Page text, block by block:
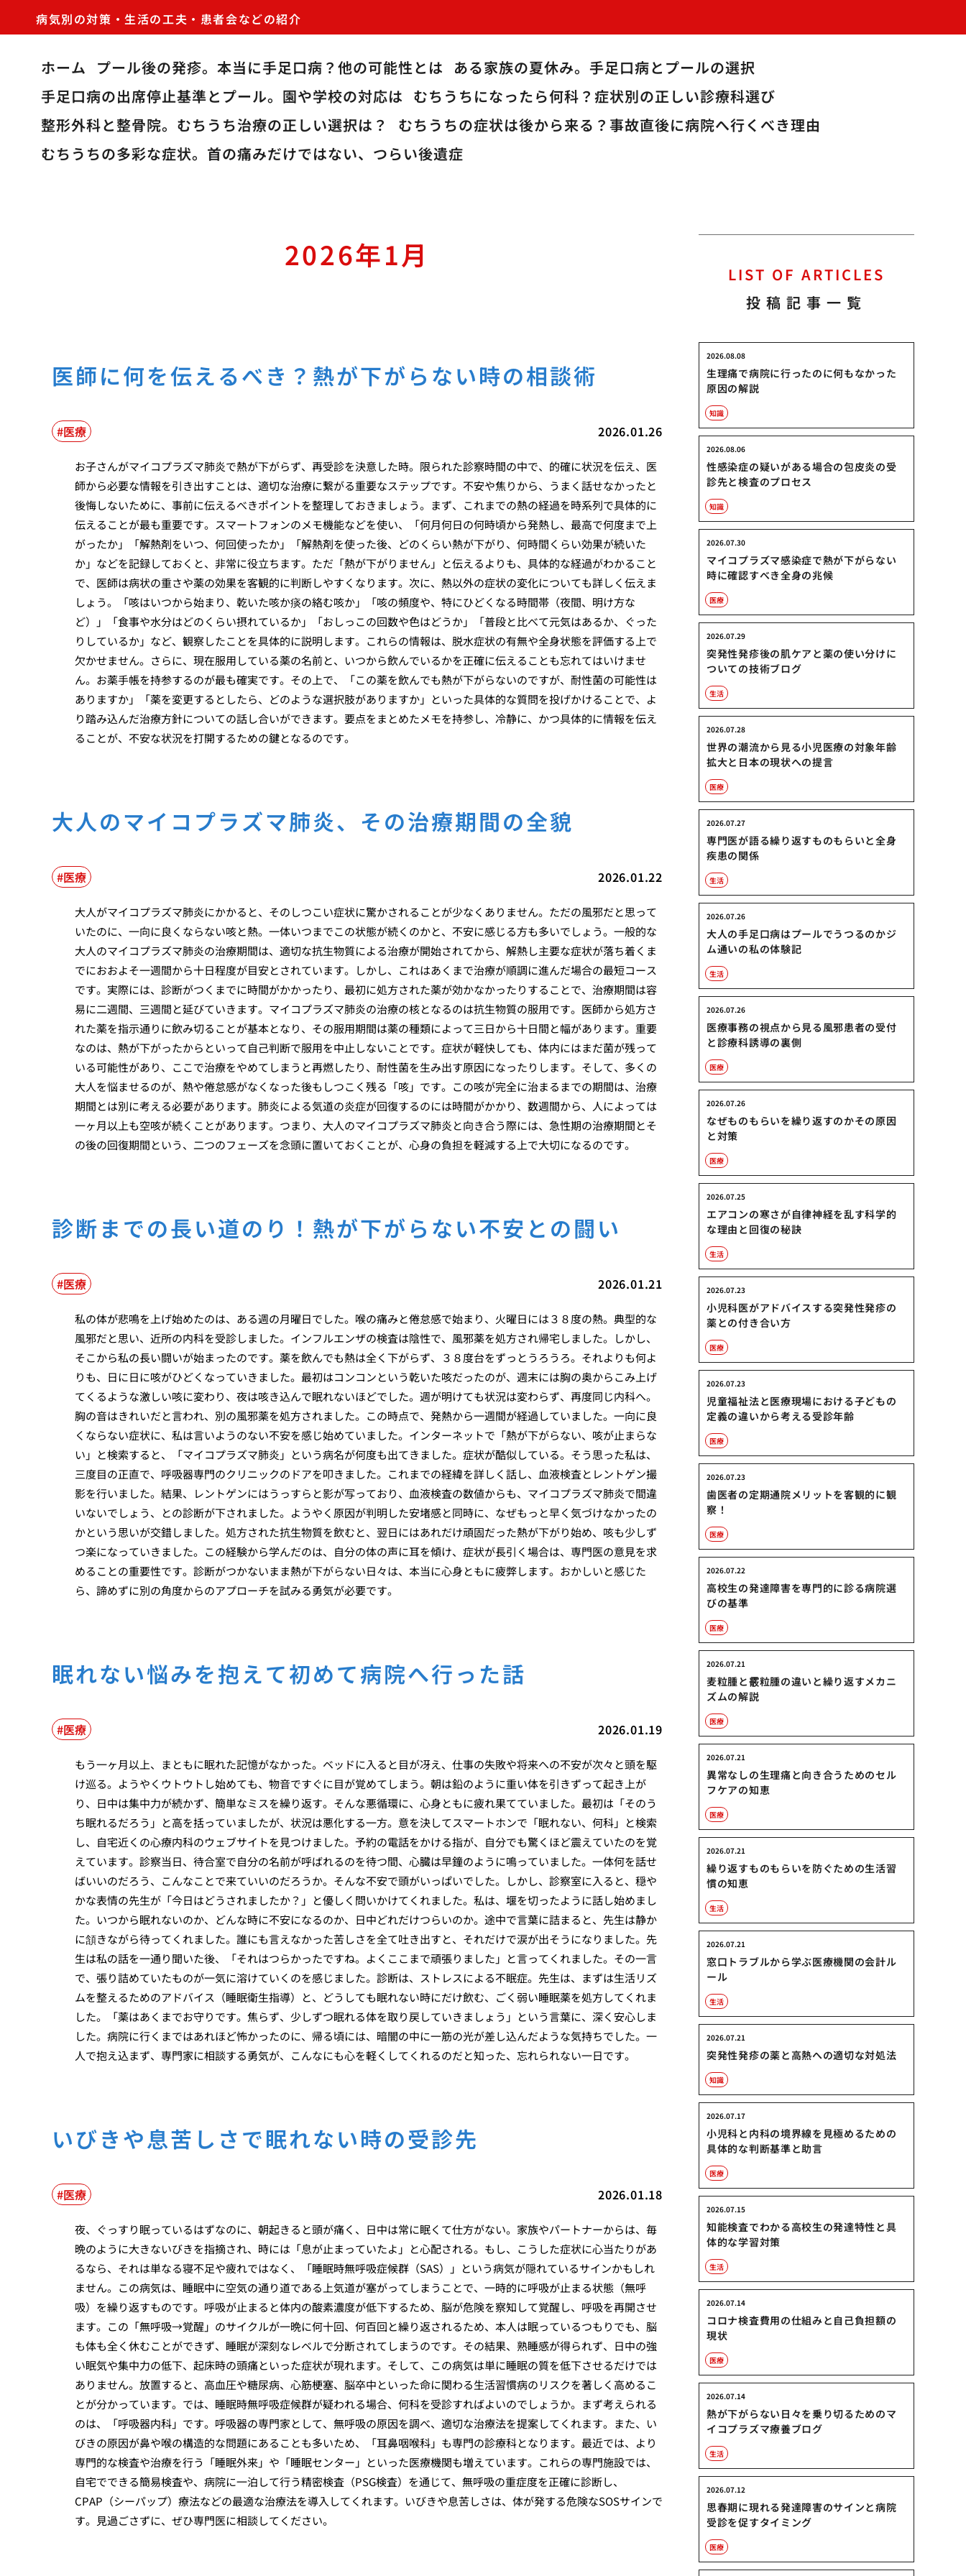
病気別の対策・生活の工夫・患者会などの紹介
ホーム プール後の発疹。本当に手足口病？他の可能性とは
ある家族の夏休み。手足口病とプールの選択
手足口病の出席停止基準とプール。園や学校の対応は むちうちになったら何科？症状別の正しい診療科選び
整形外科と整骨院。むちうち治療の正しい選択は？
むちうちの症状は後から来る？事故直後に病院へ行くべき理由
むちうちの多彩な症状。首の痛みだけではない、つらい後遺症
2026年1月
医師に何を伝えるべき？熱が下がらない時の相談術
2026.01.26
医療
お子さんがマイコプラズマ肺炎で熱が下がらず、再受診を決意した時。限られた診察時間の中で、的確に状況を伝え、医
師から必要な情報を引き出すことは、適切な治療に繋がる重要なステップです。不安や焦りから、うまく話せなかったと
後悔しないために、事前に伝えるべきポイントを整理しておきましょう。まず、これまでの熱の経過を時系列で具体的に
伝えることが最も重要です。スマートフォンのメモ機能などを使い、「何月何日の何時頃から発熱し、最高で何度まで上
がったか」「解熱剤をいつ、何回使ったか」「解熱剤を使った後、どのくらい熱が下がり、何時間くらい効果が続いた
か」などを記録しておくと、非常に役立ちます。ただ「熱が下がりません」と伝えるよりも、具体的な経過がわかること
で、医師は病状の重さや薬の効果を客観的に判断しやすくなります。次に、熱以外の症状の変化についても詳しく伝えま
しょう。「咳はいつから始まり、乾いた咳か痰の絡む咳か」「咳の頻度や、特にひどくなる時間帯（夜間、明け方な
ど）」「食事や水分はどのくらい摂れているか」「おしっこの回数や色はどうか」「普段と比べて元気はあるか、ぐった
りしているか」など、観察したことを具体的に説明します。これらの情報は、脱水症状の有無や全身状態を評価する上で
欠かせません。さらに、現在服用している薬の名前と、いつから飲んでいるかを正確に伝えることも忘れてはいけませ
ん。お薬手帳を持参するのが最も確実です。その上で、「この薬を飲んでも熱が下がらないのですが、耐性菌の可能性は
ありますか」「薬を変更するとしたら、どのような選択肢がありますか」といった具体的な質問を投げかけることで、よ
り踏み込んだ治療方針についての話し合いができます。要点をまとめたメモを持参し、冷静に、かつ具体的に情報を伝え
ることが、不安な状況を打開するための鍵となるのです。
大人のマイコプラズマ肺炎、その治療期間の全貌
2026.01.22
医療
大人がマイコプラズマ肺炎にかかると、そのしつこい症状に驚かされることが少なくありません。ただの風邪だと思って
いたのに、一向に良くならない咳と熱。一体いつまでこの状態が続くのかと、不安に感じる方も多いでしょう。一般的な
大人のマイコプラズマ肺炎の治療期間は、適切な抗生物質による治療が開始されてから、解熱し主要な症状が落ち着くま
でにおおよそ一週間から十日程度が目安とされています。しかし、これはあくまで治療が順調に進んだ場合の最短コース
です。実際には、診断がつくまでに時間がかかったり、最初に処方された薬が効かなかったりすることで、治療期間は容
易に二週間、三週間と延びていきます。マイコプラズマ肺炎の治療の核となるのは抗生物質の服用です。医師から処方さ
れた薬を指示通りに飲み切ることが基本となり、その服用期間は薬の種類によって三日から十日間と幅があります。重要
なのは、熱が下がったからといって自己判断で服用を中止しないことです。症状が軽快しても、体内にはまだ菌が残って
いる可能性があり、ここで治療をやめてしまうと再燃したり、耐性菌を生み出す原因になったりします。そして、多くの
大人を悩ませるのが、熱や倦怠感がなくなった後もしつこく残る「咳」です。この咳が完全に治まるまでの期間は、治療
期間とは別に考える必要があります。肺炎による気道の炎症が回復するのには時間がかかり、数週間から、人によっては
一ヶ月以上も空咳が続くことがあります。つまり、大人のマイコプラズマ肺炎と向き合う際には、急性期の治療期間とそ
の後の回復期間という、二つのフェーズを念頭に置いておくことが、心身の負担を軽減する上で大切になるのです。
診断までの長い道のり！熱が下がらない不安との闘い
2026.01.21
医療
私の体が悲鳴を上げ始めたのは、ある週の月曜日でした。喉の痛みと倦怠感で始まり、火曜日には３８度の熱。典型的な
風邪だと思い、近所の内科を受診しました。インフルエンザの検査は陰性で、風邪薬を処方され帰宅しました。しかし、
そこから私の長い闘いが始まったのです。薬を飲んでも熱は全く下がらず、３８度台をずっとうろうろ。それよりも何よ
りも、日に日に咳がひどくなっていきました。最初はコンコンという乾いた咳だったのが、週末には胸の奥からこみ上げ
てくるような激しい咳に変わり、夜は咳き込んで眠れないほどでした。週が明けても状況は変わらず、再度同じ内科へ。
胸の音はきれいだと言われ、別の風邪薬を処方されました。この時点で、発熱から一週間が経過していました。一向に良
くならない症状に、私は言いようのない不安を感じ始めていました。インターネットで「熱が下がらない、咳が止まらな
い」と検索すると、「マイコプラズマ肺炎」という病名が何度も出てきました。症状が酷似している。そう思った私は、
三度目の正直で、呼吸器専門のクリニックのドアを叩きました。これまでの経緯を詳しく話し、血液検査とレントゲン撮
影を行いました。結果、レントゲンにはうっすらと影が写っており、血液検査の数値からも、マイコプラズマ肺炎で間違
いないでしょう、との診断が下されました。ようやく原因が判明した安堵感と同時に、なぜもっと早く気づけなかったの
かという思いが交錯しました。処方された抗生物質を飲むと、翌日にはあれだけ頑固だった熱が下がり始め、咳も少しず
つ楽になっていきました。この経験から学んだのは、自分の体の声に耳を傾け、症状が長引く場合は、専門医の意見を求
めることの重要性です。診断がつかないまま熱が下がらない日々は、本当に心身ともに疲弊します。おかしいと感じた
ら、諦めずに別の角度からのアプローチを試みる勇気が必要です。
眠れない悩みを抱えて初めて病院へ行った話
2026.01.19
医療
もう一ヶ月以上、まともに眠れた記憶がなかった。ベッドに入ると目が冴え、仕事の失敗や将来への不安が次々と頭を駆
け巡る。ようやくウトウトし始めても、物音ですぐに目が覚めてしまう。朝は鉛のように重い体を引きずって起き上が
り、日中は集中力が続かず、簡単なミスを繰り返す。そんな悪循環に、心身ともに疲れ果てていました。最初は「そのう
ち眠れるだろう」と高を括っていましたが、状況は悪化する一方。意を決してスマートホンで「眠れない、何科」と検索
し、自宅近くの心療内科のウェブサイトを見つけました。予約の電話をかける指が、自分でも驚くほど震えていたのを覚
えています。診察当日、待合室で自分の名前が呼ばれるのを待つ間、心臓は早鐘のように鳴っていました。一体何を話せ
ばいいのだろう、こんなことで来ていいのだろうか。そんな不安で頭がいっぱいでした。しかし、診察室に入ると、穏や
かな表情の先生が「今日はどうされましたか？」と優しく問いかけてくれました。私は、堰を切ったように話し始めまし
た。いつから眠れないのか、どんな時に不安になるのか、日中どれだけつらいのか。途中で言葉に詰まると、先生は静か
に頷きながら待ってくれました。誰にも言えなかった苦しさを全て吐き出すと、それだけで涙が出そうになりました。先
生は私の話を一通り聞いた後、「それはつらかったですね。よくここまで頑張りました」と言ってくれました。その一言
で、張り詰めていたものが一気に溶けていくのを感じました。診断は、ストレスによる不眠症。先生は、まずは生活リズ
ムを整えるためのアドバイス（睡眠衛生指導）と、どうしても眠れない時にだけ飲む、ごく弱い睡眠薬を処方してくれま
した。「薬はあくまでお守りです。焦らず、少しずつ眠れる体を取り戻していきましょう」という言葉に、深く安心しま
した。病院に行くまではあれほど怖かったのに、帰る頃には、暗闇の中に一筋の光が差し込んだような気持ちでした。一
人で抱え込まず、専門家に相談する勇気が、こんなにも心を軽くしてくれるのだと知った、忘れられない一日です。
いびきや息苦しさで眠れない時の受診先
2026.01.18
医療
夜、ぐっすり眠っているはずなのに、朝起きると頭が痛く、日中は常に眠くて仕方がない。家族やパートナーからは、毎
晩のように大きないびきを指摘され、時には「息が止まっていたよ」と心配される。もし、こうした症状に心当たりがあ
るなら、それは単なる寝不足や疲れではなく、「睡眠時無呼吸症候群（SAS）」という病気が隠れているサインかもしれ
ません。この病気は、睡眠中に空気の通り道である上気道が塞がってしまうことで、一時的に呼吸が止まる状態（無呼
吸）を繰り返すものです。呼吸が止まると体内の酸素濃度が低下するため、脳が危険を察知して覚醒し、呼吸を再開させ
ます。この「無呼吸→覚醒」のサイクルが一晩に何十回、何百回と繰り返されるため、本人は眠っているつもりでも、脳
も体も全く休むことができず、睡眠が深刻なレベルで分断されてしまうのです。その結果、熟睡感が得られず、日中の強
い眠気や集中力の低下、起床時の頭痛といった症状が現れます。そして、この病気は単に睡眠の質を低下させるだけでは
ありません。放置すると、高血圧や糖尿病、心筋梗塞、脳卒中といった命に関わる生活習慣病のリスクを著しく高めるこ
とが分かっています。では、睡眠時無呼吸症候群が疑われる場合、何科を受診すればよいのでしょうか。まず考えられる
のは、「呼吸器内科」です。呼吸器の専門家として、無呼吸の原因を調べ、適切な治療法を提案してくれます。また、い
びきの原因が鼻や喉の構造的な問題にあることも多いため、「耳鼻咽喉科」も専門の診療科となります。最近では、より
専門的な検査や治療を行う「睡眠外来」や「睡眠センター」といった医療機関も増えています。これらの専門施設では、
自宅でできる簡易検査や、病院に一泊して行う精密検査（PSG検査）を通じて、無呼吸の重症度を正確に診断し、
CPAP（シーパップ）療法などの最適な治療法を導入してくれます。いびきや息苦しさは、体が発する危険なSOSサインで
す。見過ごさずに、ぜひ専門医に相談してください。
LIST OF ARTICLES
投稿記事一覧
生理痛で病院に行ったのに何もなかった
原因の解説
2026.08.08
知識
性感染症の疑いがある場合の包皮炎の受
診先と検査のプロセス
2026.08.06
知識
マイコプラズマ感染症で熱が下がらない
時に確認すべき全身の兆候
2026.07.30
医療
突発性発疹後の肌ケアと薬の使い分けに
ついての技術ブログ
2026.07.29
生活
世界の潮流から見る小児医療の対象年齢
拡大と日本の現状への提言
2026.07.28
医療
専門医が語る繰り返すものもらいと全身
疾患の関係
2026.07.27
生活
大人の手足口病はプールでうつるのかジ
ム通いの私の体験記
2026.07.26
生活
医療事務の視点から見る風邪患者の受付
と診療科誘導の裏側
2026.07.26
医療
なぜものもらいを繰り返すのかその原因
と対策
2026.07.26
医療
エアコンの寒さが自律神経を乱す科学的
な理由と回復の秘訣
2026.07.25
生活
小児科医がアドバイスする突発性発疹の
薬との付き合い方
2026.07.23
医療
児童福祉法と医療現場における子どもの
定義の違いから考える受診年齢
2026.07.23
医療
歯医者の定期通院メリットを客観的に観
察！
2026.07.23
医療
高校生の発達障害を専門的に診る病院選
びの基準
2026.07.22
医療
麦粒腫と霰粒腫の違いと繰り返すメカニ
ズムの解説
2026.07.21
医療
異常なしの生理痛と向き合うためのセル
フケアの知恵
2026.07.21
医療
繰り返すものもらいを防ぐための生活習
慣の知恵
2026.07.21
生活
窓口トラブルから学ぶ医療機関の会計ル
ール
2026.07.21
生活
突発性発疹の薬と高熱への適切な対処法
2026.07.21
知識
小児科と内科の境界線を見極めるための
具体的な判断基準と助言
2026.07.17
医療
知能検査でわかる高校生の発達特性と具
体的な学習対策
2026.07.15
生活
コロナ検査費用の仕組みと自己負担額の
現状
2026.07.14
医療
熱が下がらない日々を乗り切るためのマ
イコプラズマ療養ブログ
2026.07.14
生活
思春期に現れる発達障害のサインと病院
受診を促すタイミング
2026.07.12
医療